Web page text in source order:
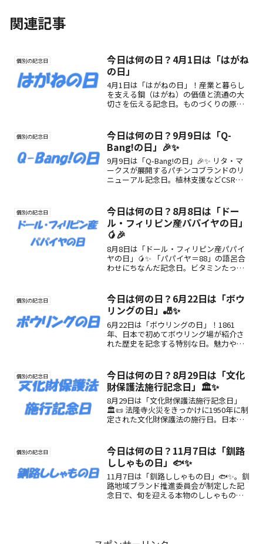
関連記事
個別の記念日
今日は何の日？4月1日は「はがね
の日」
4月1日は「はがねの日」！産業と暮らし
を支える鋼（はがね）の価値と流通の大
切さを伝える記念日。ものづくりの原点
個別の記念日
今日は何の日？9月9日は「Q-
Bang!の日」🎉✨
9月9日は「Q-Bang!の日」🎉✨ リタ・マ
ークスが展開するパチンコブランドのリ
ニューアル記念日。植林支援などCSR活
個別の記念日
今日は何の日？8月8日は「ドー
ル・フィリピン産パパイヤの日」
🥭🎉
8月8日は「ドール・フィリピン産パパイ
ヤの日」🥭✨ 「パパイヤ＝88」の語呂合
わせにちなんだ記念日。ビタミンたっぷ
個別の記念日
今日は何の日？6月22日は「ボウ
リングの日」🎳✨
6月22日は「ボウリングの日」！1861
年、日本で初めてボウリング場が紹介さ
れた歴史を記念する特別な日。魅力や楽
個別の記念日
今日は何の日？8月29日は「文化
財保護法施行記念日」🏛️✨
8月29日は「文化財保護法施行記念日」
🏛️📜 法隆寺火災をきっかけに1950年に制
定された文化財保護法の施行日。日本の
個別の記念日
今日は何の日？11月7日は「釧路
ししゃもの日」🐟✨
11月7日は「釧路ししゃもの日」🐟✨。釧
路地域ブランド推進委員会が制定した記
念日で、旬を迎える本物のししゃもの美